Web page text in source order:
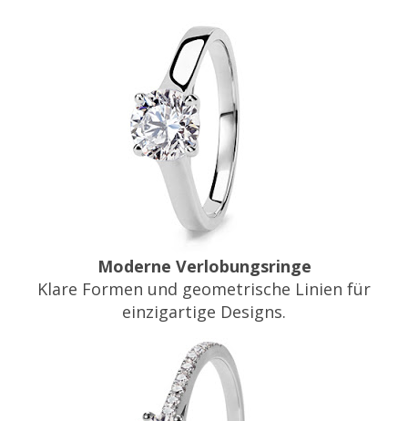
Moderne Verlobungsringe
Klare Formen und geometrische Linien für
einzigartige Designs.